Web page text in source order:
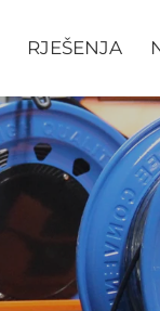
RJEŠENJA